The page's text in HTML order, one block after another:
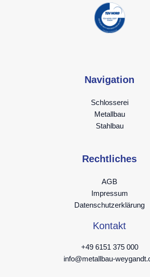
Navigation
Schlosserei
Metallbau
Stahlbau
Rechtliches
AGB
Impressum
Datenschutzerklärung
Kontakt
+49 6151 375 000
info@metallbau-